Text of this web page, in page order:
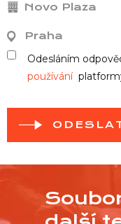
Novo Plaza
Praha
Odesláním
používání